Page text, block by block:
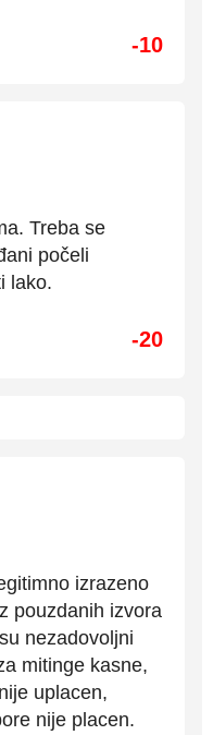
-10
Treba se
počeli
lako.
-20
izrazeno
pouzdanih izvora
nezadovoljni
mitinge kasne,
uplacen,
nije placen.